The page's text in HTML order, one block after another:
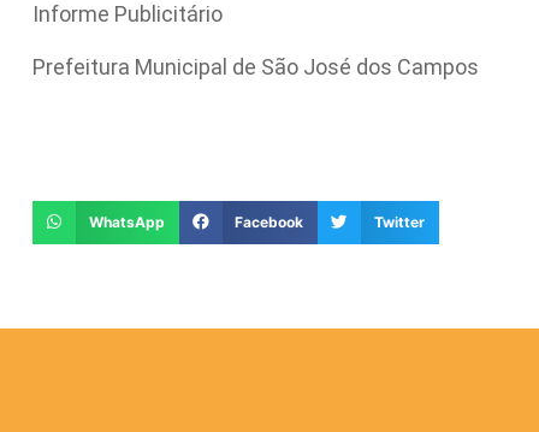
Informe Publicitário
Prefeitura Municipal de São José dos Campos
WhatsApp Facebook Twitter